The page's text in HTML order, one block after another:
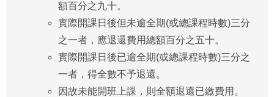
額百分之九十。
實際開課日後但未逾全期(或總課程時數)三分
之一者，應退還費用總額百分之五十。
實際開課日後已逾全期(或總課程時數)三分之
一者，得全數不予退還。
因故未能開班上課，則全額退還已繳費用。